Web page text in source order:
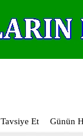
Tavsiye Et Günün